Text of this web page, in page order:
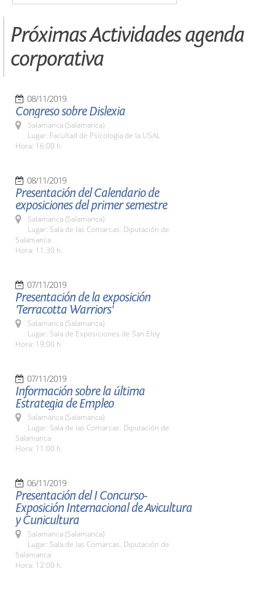
Próximas Actividades agenda
corporativa
08/11/2019
Congreso sobre Dislexia
Salamanca (Salamanca)
Lugar: Facultad de Psicología de la USAL
Hora: 16:00 h.
08/11/2019
Presentación del Calendario de
exposiciones del primer semestre
Salamanca (Salamanca)
Lugar: Sala de las Comarcas. Diputación de
Salamanca
Hora: 11:30 h.
07/11/2019
Presentación de la exposición
'Terracotta Warriors'
Salamanca (Salamanca)
Lugar: Sala de Exposiciones de San Eloy
Hora: 19:00 h.
07/11/2019
Información sobre la última
Estrategia de Empleo
Salamanca (Salamanca)
Lugar: Sala de las Comarcas. Diputación de
Salamanca
Hora: 11:00 h.
06/11/2019
Presentación del I Concurso-
Exposición Internacional de Avicultura
y Cunicultura
Salamanca (Salamanca)
Lugar: Sala de las Comarcas. Diputación de
Salamanca
Hora: 12:00 h.